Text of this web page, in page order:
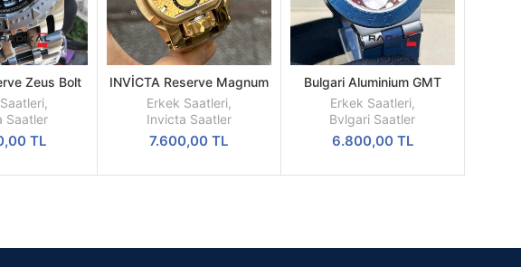
DEVAMINI
OKU
Zeus Bolt
MM Silver
Erkek Kol
,
Saatler
TL
DEVAMINI
OKU
INVİCTA Reserve Magnum
| Sarı Kasa | Sarı Kadran |
52MM | Quartz | Radikal
Erkek Saatleri,
Invicta Saatler
7.600,00TL
SEPETE
EKLE
Bulgari Aluminium GMT
Erkek Kol Saati
Erkek Saatleri,
Bvlgari Saatler
6.800,00 TL